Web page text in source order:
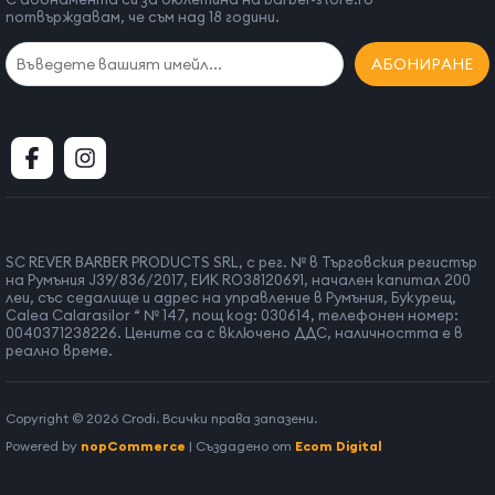
потвърждавам, че съм над 18 години.
АБОНИРАНЕ
SC REVER BARBER PRODUCTS SRL, с рег. № в Търговския регистър
на Румъния J39/836/2017, ЕИК RO38120691, начален капитал 200
леи, със седалище и адрес на управление в Румъния, Букурещ,
Calea Calarasilor “ № 147, пощ код: 030614, телефонен номер:
0040371238226. Цените са с включено ДДС, наличността е в
реално време.
Copyright © 2026 Crodi. Всички права запазени.
Powered by nopCommerce | Създадено от Ecom Digital